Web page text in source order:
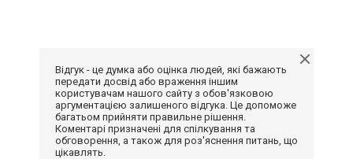
Відгук - це думка або оцінка людей, які бажають
передати досвід або враження іншим
користувачам нашого сайту з обов'язковою
аргументацією залишеного відгука. Це допоможе
багатьом прийняти правильне рішення.
Коментарі призначені для спілкування та
обговорення, а також для роз'яснення питань, що
цікавлять.